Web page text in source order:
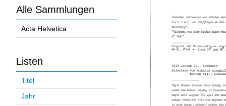
Alle Sammlungen
Acta Helvetica
Listen
Titel
Jahr